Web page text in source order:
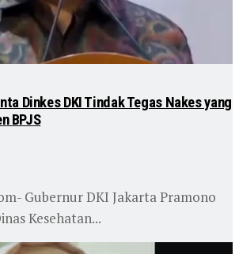
Dinkes DKI Tindak Tegas Nakes yang
BPJS
Gubernur DKI Jakarta Pramono
Kesehatan...